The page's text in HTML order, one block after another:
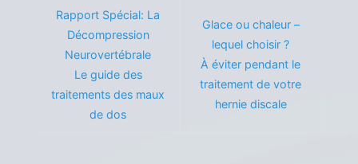
Rapport Spécial: La
Décompression
Neurovertébrale
Le guide des
traitements des maux
de dos
Glace ou chaleur –
lequel choisir ?
À éviter pendant le
traitement de votre
hernie discale